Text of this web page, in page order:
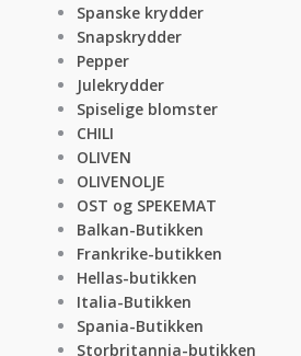
Spanske krydder
Snapskrydder
Pepper
Julekrydder
Spiselige blomster
CHILI
OLIVEN
OLIVENOLJE
OST og SPEKEMAT
Balkan-Butikken
Frankrike-butikken
Hellas-butikken
Italia-Butikken
Spania-Butikken
Storbritannia-butikken